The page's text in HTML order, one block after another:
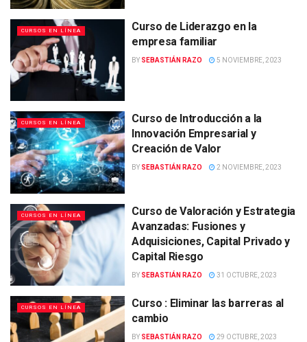
CURSOS EN LÍNEA
Curso de Liderazgo en la
empresa familiar
BY SEBASTIÁN RAZO 5 NOVIEMBRE, 2023
CURSOS EN LÍNEA
Curso de Introducción a la
Innovación Empresarial y
Creación de Valor
BY SEBASTIÁN RAZO 2 NOVIEMBRE, 2023
CURSOS EN LÍNEA
Curso de Valoración y Estrategia
Avanzadas: Fusiones y
Adquisiciones, Capital Privado y
Capital Riesgo
BY SEBASTIÁN RAZO 31 OCTUBRE, 2023
CURSOS EN LÍNEA
Curso : Eliminar las barreras al
cambio
BY SEBASTIÁN RAZO 29 OCTUBRE, 2023